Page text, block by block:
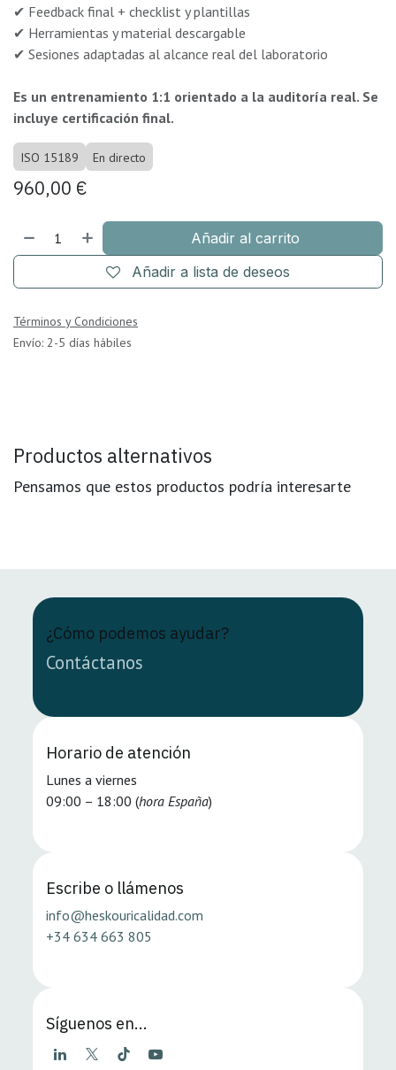
✔ Feedback final + checklist y plantillas
✔ Herramientas y material descargable
✔ Sesiones adaptadas al alcance real del laboratorio
Es un entrenamiento 1:1 orientado a la auditoría real. Se
incluye certificación final.
ISO 15189 En directo
960,00 €
Añadir al carrito
Añadir a lista de deseos
Términos y Condiciones
Envío: 2-5 días hábiles
Productos alternativos
Pensamos que estos productos podría interesarte
¿Cómo podemos ayudar?
Contáctanos
Horario de atención
Lunes a viernes
09:00 – 18:00 (hora España)
Escribe o llámenos
info@heskouricalidad.com
+34 634 663 805
Síguenos en...